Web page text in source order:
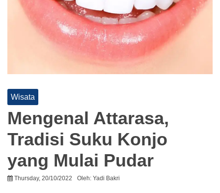
Wisata
Mengenal Attarasa,
Tradisi Suku Konjo
yang Mulai Pudar
Thursday, 20/10/2022 Oleh: Yadi Bakri